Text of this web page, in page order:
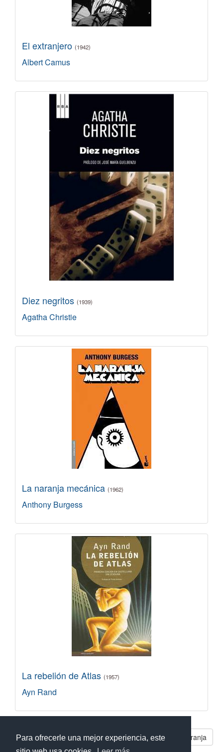
Para ofrecerle una mejor experiencia, este
El extranjero (1942)
Albert Camus
Diez negritos (1939)
Agatha Christie
La naranja mecánica (1962)
Anthony Burgess
La rebelión de Atlas (1957)
Ayn Rand
Libros parecidos a Rebelión en la granja